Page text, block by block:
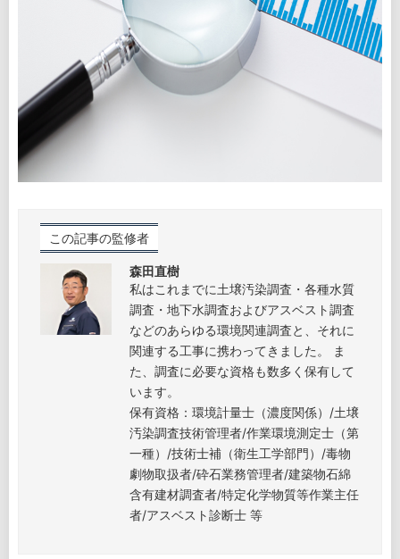
森田直樹
私はこれまでに土壌汚染調査・各種水質
調査・地下水調査およびアスベスト調査
などのあらゆる環境関連調査と、それに
関連する工事に携わってきました。 ま
た、調査に必要な資格も数多く保有して
います。
保有資格：環境計量士（濃度関係）/土壌
汚染調査技術管理者/作業環境測定士（第
一種）/技術士補（衛生工学部門）/毒物
劇物取扱者/砕石業務管理者/建築物石綿
含有建材調査者/特定化学物質等作業主任
者/アスベスト診断士 等